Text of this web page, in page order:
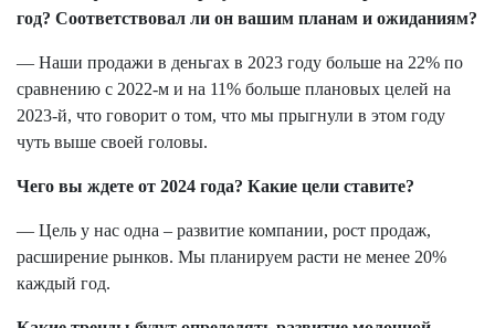
год? Соответствовал ли он вашим планам и ожиданиям?
— Наши продажи в деньгах в 2023 году больше на 22% по
сравнению с 2022-м и на 11% больше плановых целей на
2023-й, что говорит о том, что мы прыгнули в этом году
чуть выше своей головы.
Чего вы ждете от 2024 года? Какие цели ставите?
— Цель у нас одна – развитие компании, рост продаж,
расширение рынков. Мы планируем расти не менее 20%
каждый год.